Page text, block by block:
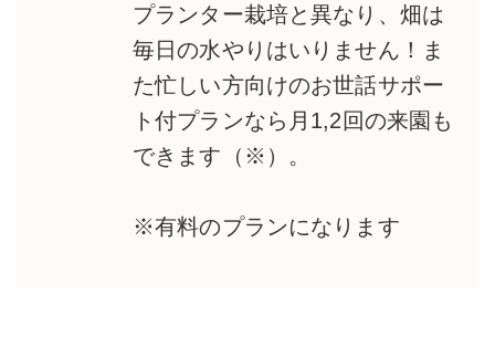
プランター栽培と異なり、畑は
毎日の水やりはいりません！ま
た忙しい方向けのお世話サポー
ト付プランなら月1,2回の来園も
できます（※）。
※有料のプランになります